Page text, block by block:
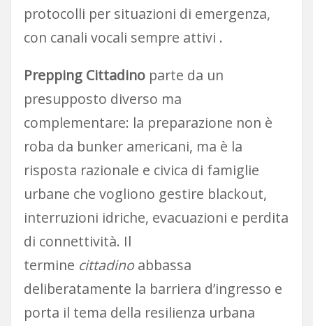
protocolli per situazioni di emergenza,
con canali vocali sempre attivi .
Prepping Cittadinoparte da un
presupposto diverso ma
complementare: la preparazione non è
roba da bunker americani, ma è la
risposta razionale e civica di famiglie
urbane che vogliono gestire blackout,
interruzioni idriche, evacuazioni e perdita
di connettività. Il
termine cittadinoabbassa
deliberatamente la barriera d’ingresso e
porta il tema della resilienza urbana